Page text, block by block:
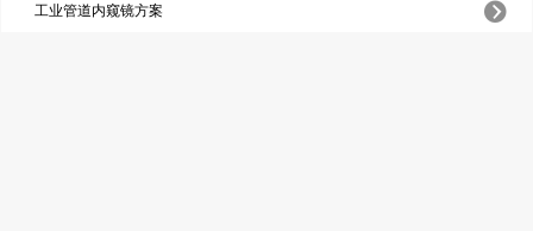
工业管道内窥镜方案